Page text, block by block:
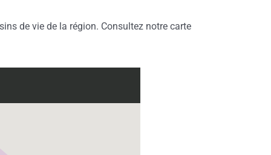
de vie de la région. Consultez notre carte